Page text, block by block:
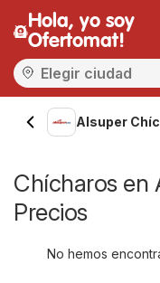
Hola, yo soy
Ofertomat!
Alsuper
Chícharos en
Precios
No hemos